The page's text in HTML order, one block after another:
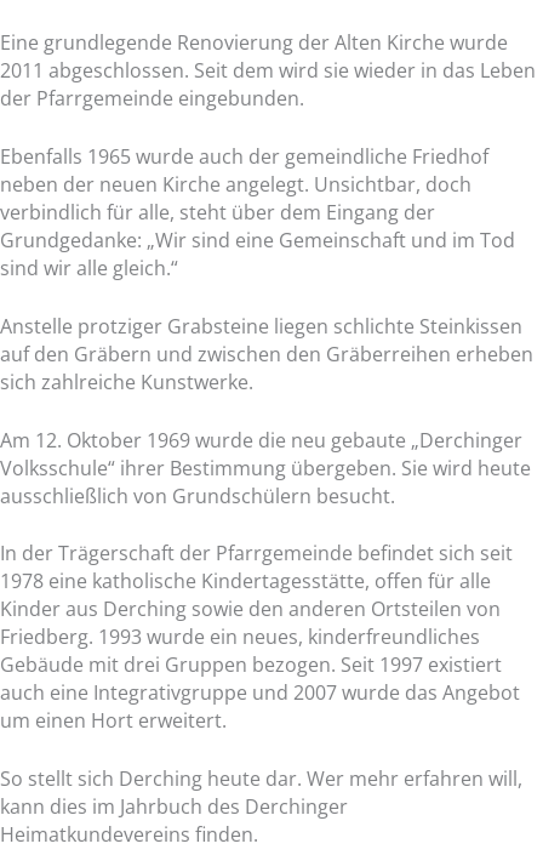
Eine grundlegende Renovierung der Alten Kirche wurde
2011 abgeschlossen. Seit dem wird sie wieder in das Leben
der Pfarrgemeinde eingebunden.
Ebenfalls 1965 wurde auch der gemeindliche Friedhof
neben der neuen Kirche angelegt. Unsichtbar, doch
verbindlich für alle, steht über dem Eingang der
Grundgedanke: „Wir sind eine Gemeinschaft und im Tod
sind wir alle gleich.“
Anstelle protziger Grabsteine liegen schlichte Steinkissen
auf den Gräbern und zwischen den Gräberreihen erheben
sich zahlreiche Kunstwerke.
Am 12. Oktober 1969 wurde die neu gebaute „Derchinger
Volksschule“ ihrer Bestimmung übergeben. Sie wird heute
ausschließlich von Grundschülern besucht.
In der Trägerschaft der Pfarrgemeinde befindet sich seit
1978 eine katholische Kindertagesstätte, offen für alle
Kinder aus Derching sowie den anderen Ortsteilen von
Friedberg. 1993 wurde ein neues, kinderfreundliches
Gebäude mit drei Gruppen bezogen. Seit 1997 existiert
auch eine Integrativgruppe und 2007 wurde das Angebot
um einen Hort erweitert.
So stellt sich Derching heute dar. Wer mehr erfahren will,
kann dies im Jahrbuch des Derchinger
Heimatkundevereins finden.